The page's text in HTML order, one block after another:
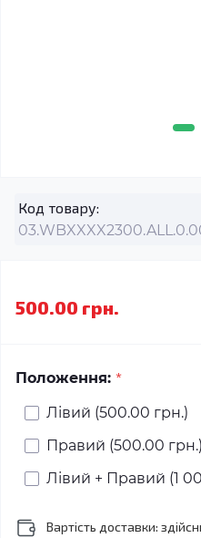
Код товару:
500.00 грн.
Положення: *
Лівий (500.00 грн.)
Правий (500.00 грн.)
Лівий + Правий (1
Вартість доставки: